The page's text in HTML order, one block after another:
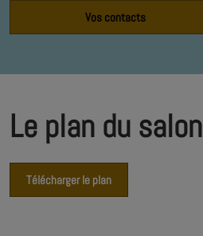
Vos contacts
Le plan du salon
Télécharger le plan